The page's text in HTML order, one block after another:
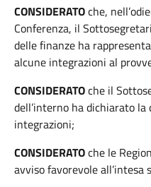
CONSIDERATOche,
Conferenza, il
delle finanze ha
alcune integrazioni al
CONSIDERATOche il
dell’interno ha dichiarato
integrazioni;
CONSIDERATOche le
avviso favorevole